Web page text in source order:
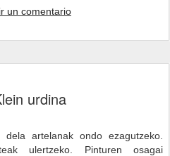
un comentario
urdina
dela artelanak ondo ezagutzeko.
ulertzeko. Pinturen osagai